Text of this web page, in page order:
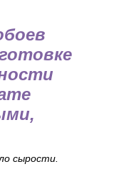
сырости.